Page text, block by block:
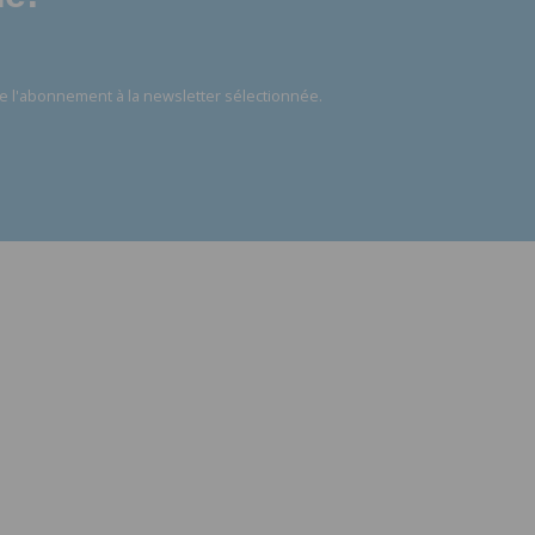
l'abonnement à la newsletter sélectionnée.